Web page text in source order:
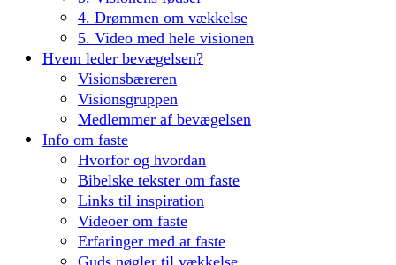
4. Drømmen om vækkelse
5. Video med hele visionen
Hvem leder bevægelsen?
Visionsbæreren
Visionsgruppen
Medlemmer af bevægelsen
Info om faste
Hvorfor og hvordan
Bibelske tekster om faste
Links til inspiration
Videoer om faste
Erfaringer med at faste
Guds nøgler til vækkelse